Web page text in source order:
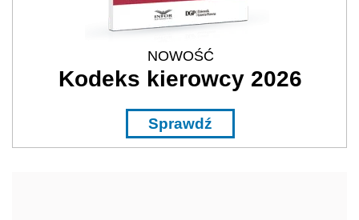
NOWOŚĆ
Kodeks kierowcy 2026
Sprawdź